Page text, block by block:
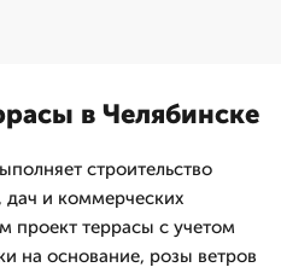
в Челябинске
строительство
дач и коммерческих
проект террасы с учетом
на основание, розы ветров